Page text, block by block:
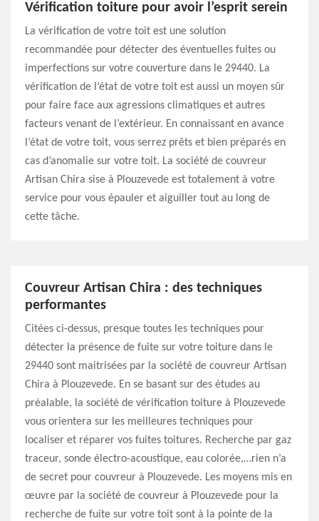
Vérification toiture pour avoir l’esprit serein
La vérification de votre toit est une solution
recommandée pour détecter des éventuelles fuites ou
imperfections sur votre couverture dans le 29440. La
vérification de l’état de votre toit est aussi un moyen sûr
pour faire face aux agressions climatiques et autres
facteurs venant de l’extérieur. En connaissant en avance
l’état de votre toit, vous serrez prêts et bien préparés en
cas d’anomalie sur votre toit. La société de couvreur
Artisan Chira sise à Plouzevede est totalement à votre
service pour vous épauler et aiguiller tout au long de
cette tâche.
Couvreur Artisan Chira : des techniques
performantes
Citées ci-dessus, presque toutes les techniques pour
détecter la présence de fuite sur votre toiture dans le
29440 sont maitrisées par la société de couvreur Artisan
Chira à Plouzevede. En se basant sur des études au
préalable, la société de vérification toiture à Plouzevede
vous orientera sur les meilleures techniques pour
localiser et réparer vos fuites toitures. Recherche par gaz
traceur, sonde électro-acoustique, eau colorée,…rien n’a
de secret pour couvreur à Plouzevede. Les moyens mis en
œuvre par la société de couvreur à Plouzevede pour la
recherche de fuite sur votre toit sont à la pointe de la